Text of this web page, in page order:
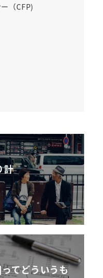
（CFP)
計
てどういうも